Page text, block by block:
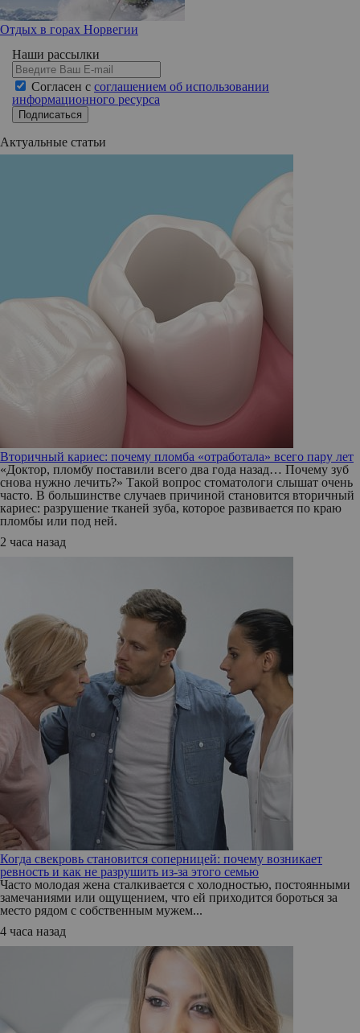
Отдых в горах Норвегии
Наши рассылки
Согласен с соглашением об использовании
информационного ресурса
Подписаться
Актуальные статьи
Вторичный кариес: почему пломба «отработала» всего пару лет
«Доктор, пломбу поставили всего два года назад… Почему зуб
снова нужно лечить?» Такой вопрос стоматологи слышат очень
часто. В большинстве случаев причиной становится вторичный
кариес: разрушение тканей зуба, которое развивается по краю
пломбы или под ней.
2 часа назад
Когда свекровь становится соперницей: почему возникает
ревность и как не разрушить из-за этого семью
Часто молодая жена сталкивается с холодностью, постоянными
замечаниями или ощущением, что ей приходится бороться за
место рядом с собственным мужем...
4 часа назад